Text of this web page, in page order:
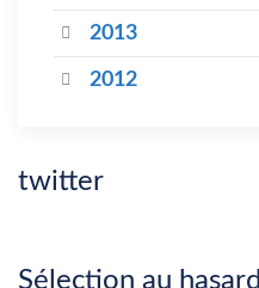
2013
2012
twitter
Sélection au hasard